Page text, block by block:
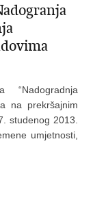
na prekršajnim
studenog 2013.
umjetnosti,